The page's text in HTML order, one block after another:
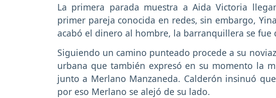
La primera parada muestra a Aida Victoria
primer pareja conocida en redes, sin embargo,
acabó el dinero al hombre, la barranquillera se fue
Siguiendo un camino punteado procede a su
urbana que también expresó en su momento la
junto a Merlano Manzaneda. Calderón insinuó
por eso Merlano se alejó de su lado.